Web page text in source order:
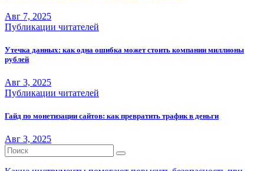
Авг 7, 2025
Публикации читателей
Утечка данных: как одна ошибка может стоить компании миллионы
рублей
Авг 3, 2025
Публикации читателей
Гайд по монетизации сайтов: как превратить трафик в деньги
Авг 3, 2025